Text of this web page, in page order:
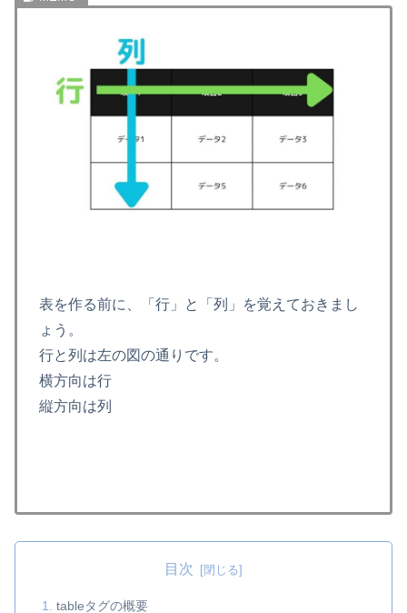
表を作る前に、「行」と「列」を覚えておきまし
ょう。
行と列は左の図の通りです。
横方向は行
縦方向は列
目次
tableタグの概要